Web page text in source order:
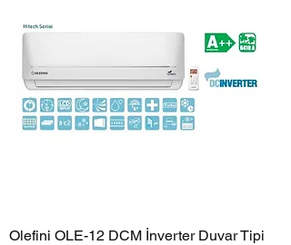
Olefini OLE-12 DCM İnverter Duvar Tipi